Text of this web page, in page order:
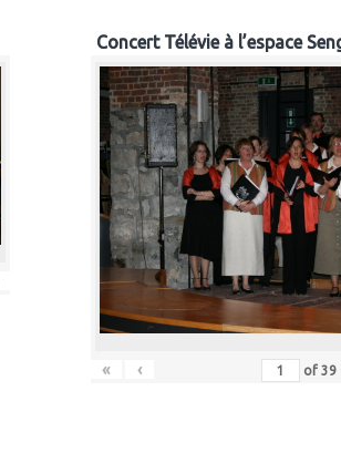
Concert Télévie à l’espace
« ‹ of 39